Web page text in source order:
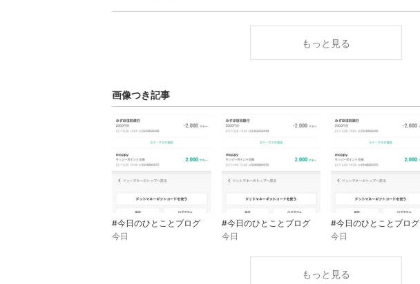
もっと見る
画像つき記事
#今日のひとことブログ
今日
#今日のひとことブログ
今日
#今日のひとことブログ
今日
もっと見る